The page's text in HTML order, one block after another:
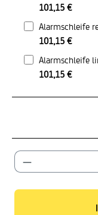
101,15 €
Alarmschleife
101,15 €
Alarmschleife
101,15 €
Produkt